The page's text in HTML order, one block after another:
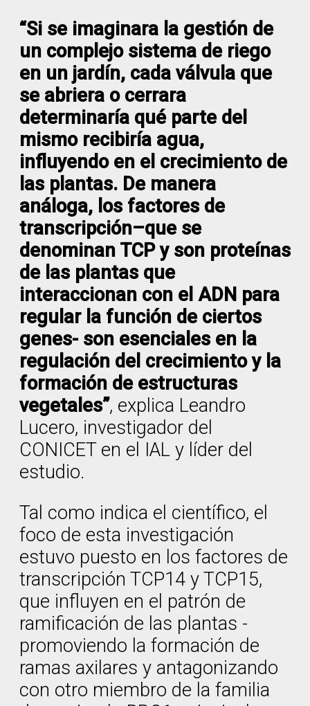
“Si se imaginara la gestión de
un complejo sistema de riego
en un jardín, cada válvula que
se abriera o cerrara
determinaría qué parte del
mismo recibiría agua,
influyendo en el crecimiento de
las plantas. De manera
análoga, los factores de
transcripción–que se
denominan TCP y son proteínas
de las plantas que
interaccionan con el ADN para
regular la función de ciertos
genes- son esenciales en la
regulación del crecimiento y la
formación de estructuras
vegetales”, explica Leandro
Lucero, investigador del
CONICET en el IAL y líder del
estudio.
Tal como indica el científico, el
foco de esta investigación
estuvo puesto en los factores de
transcripción TCP14 y TCP15,
que influyen en el patrón de
ramificación de las plantas -
promoviendo la formación de
ramas axilares y antagonizando
con otro miembro de la familia